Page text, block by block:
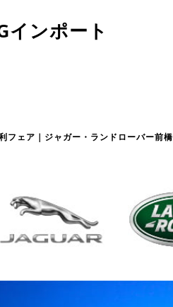
インポート
フェア｜ジャガー・ランドローバー前橋